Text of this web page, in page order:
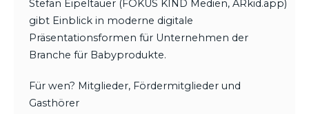
Stefan Eipeltauer (FOKUS KIND Medien, ARkid.app)
gibt Einblick in moderne digitale
Präsentationsformen für Unternehmen der
Branche für Babyprodukte.
Für wen? Mitglieder, Fördermitglieder und
Gasthörer